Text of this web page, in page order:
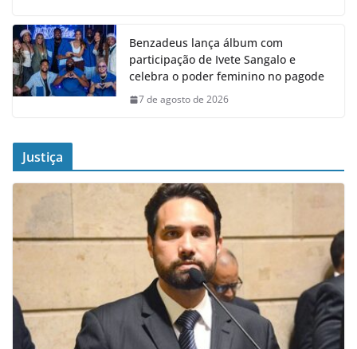
Benzadeus lança álbum com
participação de Ivete Sangalo e
celebra o poder feminino no pagode
7 de agosto de 2026
Justiça